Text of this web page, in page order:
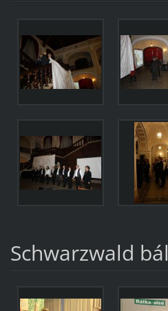
Schwarzwald bál